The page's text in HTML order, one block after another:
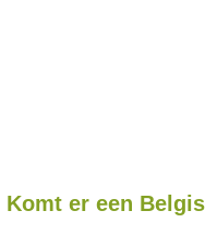
Komt er een